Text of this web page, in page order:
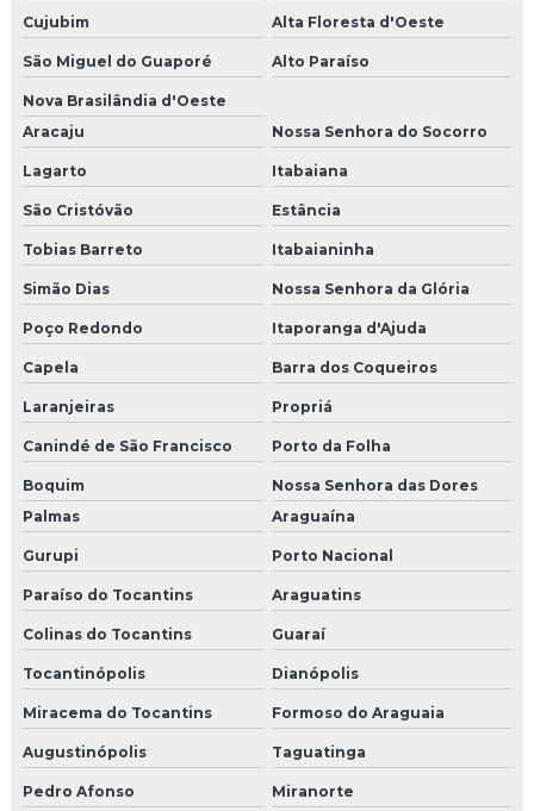
Cujubim Alta Floresta d'Oeste
São Miguel do Guaporé Alto Paraíso
Nova Brasilândia d'Oeste
Aracaju
Nossa Senhora do Socorro
Lagarto Itabaiana
São Cristóvão Estância
Tobias Barreto Itabaianinha
Simão Dias Nossa Senhora da Glória
Poço Redondo Itaporanga d'Ajuda
Capela Barra dos Coqueiros
Laranjeiras Propriá
Canindé de São Francisco Porto da Folha
Boquim
Nossa Senhora das Dores
Palmas
Araguaína
Gurupi Porto Nacional
Paraíso do Tocantins Araguatins
Colinas do Tocantins Guaraí
Tocantinópolis Dianópolis
Miracema do Tocantins Formoso do Araguaia
Augustinópolis Taguatinga
Pedro Afonso Miranorte